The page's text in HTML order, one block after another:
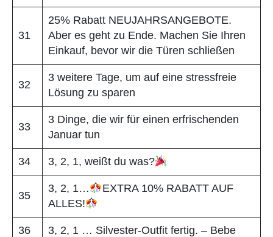
31
25% Rabatt NEUJAHRSANGEBOTE.
Aber es geht zu Ende. Machen Sie Ihren
Einkauf, bevor wir die Türen schließen
32
3 weitere Tage, um auf eine stressfreie
Lösung zu sparen
33
3 Dinge, die wir für einen erfrischenden
Januar tun
34 3, 2, 1, weißt du was?
35
3, 2, 1…
EXTRA 10% RABATT AUF
ALLES!
36 3, 2, 1 … Silvester-Outfit fertig. – Bebe